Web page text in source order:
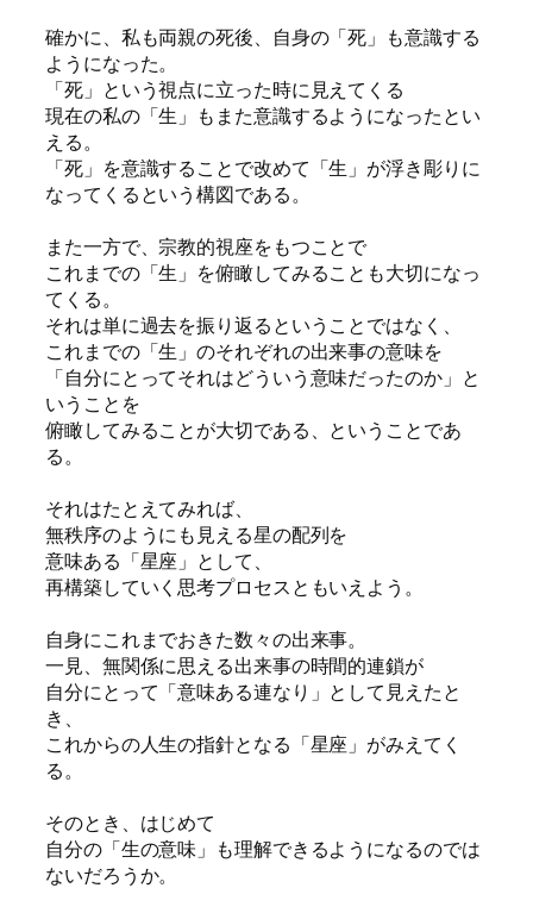
確かに、私も両親の死後、自身の「死」も意識する
ようになった。
「死」という視点に立った時に見えてくる
現在の私の「生」もまた意識するようになったとい
える。
「死」を意識することで改めて「生」が浮き彫りに
なってくるという構図である。
また一方で、宗教的視座をもつことで
これまでの「生」を俯瞰してみることも大切になっ
てくる。
それは単に過去を振り返るということではなく、
これまでの「生」のそれぞれの出来事の意味を
「自分にとってそれはどういう意味だったのか」と
いうことを
俯瞰してみることが大切である、ということであ
る。
それはたとえてみれば、
無秩序のようにも見える星の配列を
意味ある「星座」として、
再構築していく思考プロセスともいえよう。
自身にこれまでおきた数々の出来事。
一見、無関係に思える出来事の時間的連鎖が
自分にとって「意味ある連なり」として見えたと
き、
これからの人生の指針となる「星座」がみえてく
る。
そのとき、はじめて
自分の「生の意味」も理解できるようになるのでは
ないだろうか。